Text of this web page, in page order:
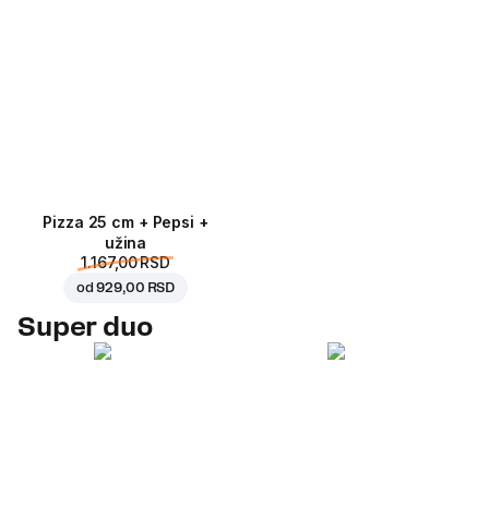
Pizza 25 cm + Pepsi +
užina
1.167,00 RSD
od929,00 RSD
Super duo